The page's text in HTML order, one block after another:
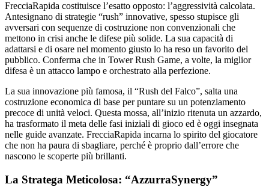
FrecciaRapida costituisce l’esatto opposto: l’aggressività calcolata.
Antesignano di strategie “rush” innovative, spesso stupisce gli
avversari con sequenze di costruzione non convenzionali che
mettono in crisi anche le difese più solide. La sua capacità di
adattarsi e di osare nel momento giusto lo ha reso un favorito del
pubblico. Conferma che in Tower Rush Game, a volte, la miglior
difesa è un attacco lampo e orchestrato alla perfezione.
La sua innovazione più famosa, il “Rush del Falco”, salta una
costruzione economica di base per puntare su un potenziamento
precoce di unità veloci. Questa mossa, all’inizio ritenuta un azzardo,
ha trasformato il meta delle fasi iniziali di gioco ed è oggi insegnata
nelle guide avanzate. FrecciaRapida incarna lo spirito del giocatore
che non ha paura di sbagliare, perché è proprio dall’errore che
nascono le scoperte più brillanti.
La Stratega Meticolosa: “AzzurraSynergy”